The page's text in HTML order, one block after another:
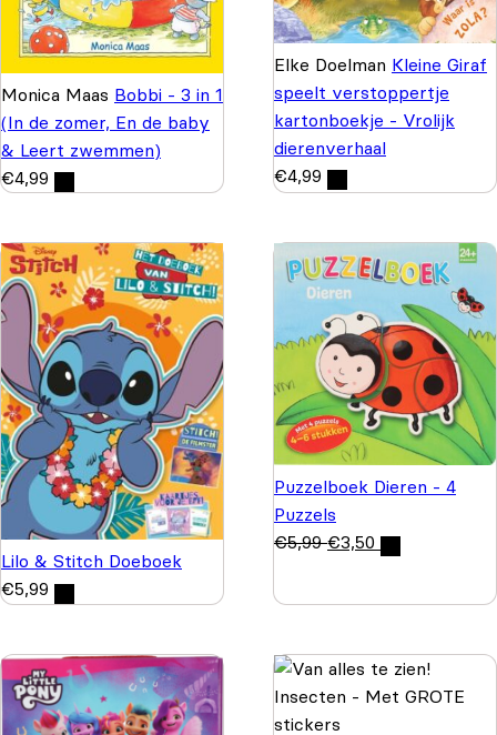
Monica Maas Bobbi - 3 in 1
(In de zomer, En de baby
& Leert zwemmen)
€4,99
Elke Doelman Kleine Giraf
speelt verstoppertje
kartonboekje - Vrolijk
dierenverhaal
€4,99
Lilo & Stitch Doeboek
€5,99
Puzzelboek Dieren - 4
Puzzels
€5,99 €3,50